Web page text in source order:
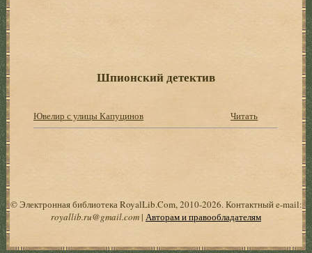
Шпионский детектив
Ювелир с улицы Капуцинов Читать
© Электронная библиотека RoyalLib.Com, 2010-2026. Контактный e-mail:
royallib.ru@gmail.com| Авторам и правообладателям